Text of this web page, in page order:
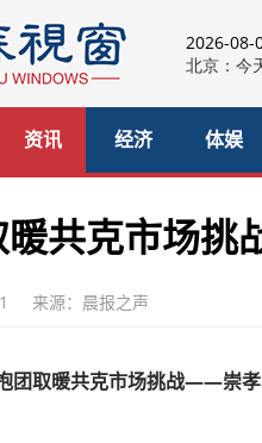
2026-08-
资讯 经济 体娱
共克市场挑
来源：晨报之声
团取暖共克市场挑战——崇